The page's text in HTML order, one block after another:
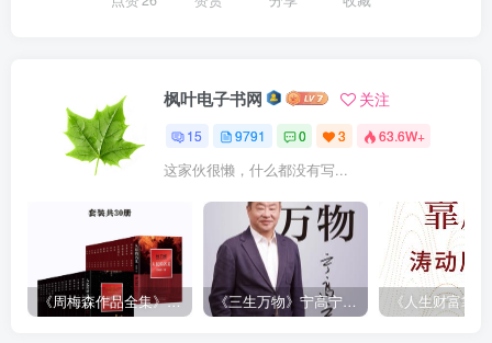
枫叶电子书网 关注
15 9791 0 3 63.6W+
这家伙很懒，什么都没有写...
《周梅森作品全集》[共30册] 《三生万物》宁高宁（epub+mobi+azw3+pdf）